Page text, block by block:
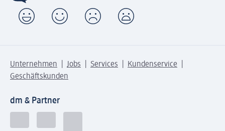
Unternehmen Jobs Services
Kundenservice
Geschäftskunden
dm & Partner